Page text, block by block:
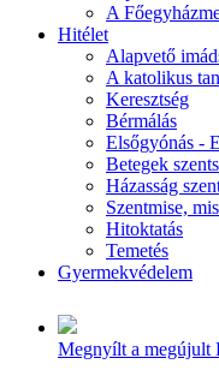
A
Hitélet
Alapvető
A katolikus
Keresztség
Bérmálás
Elsőgyónás -
Betegek
Házasság
Szentmise,
Hitoktatás
Temetés
Gyermekvédelem
Megnyílt a megújult